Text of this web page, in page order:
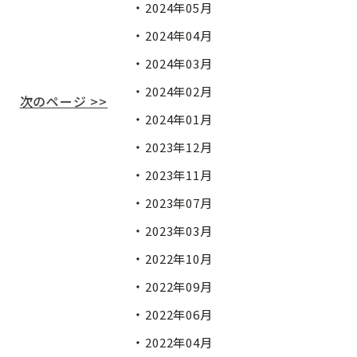
次のページ >>
2024年05月
2024年04月
2024年03月
2024年02月
2024年01月
2023年12月
2023年11月
2023年07月
2023年03月
2022年10月
2022年09月
2022年06月
2022年04月